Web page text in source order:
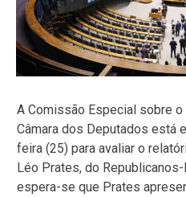
A Comissão Especial sobre
Câmara dos Deputados está
feira (25) para avaliar o
Léo Prates, do Republicanos-
espera-se que Prates